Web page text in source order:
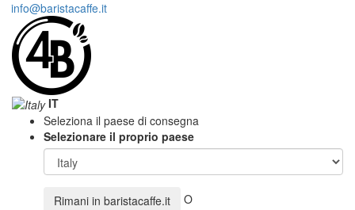
info@baristacaffe.it
IT
Seleziona il paese di consegna
Selezionare il proprio paese
Rimani in baristacaffe.it O